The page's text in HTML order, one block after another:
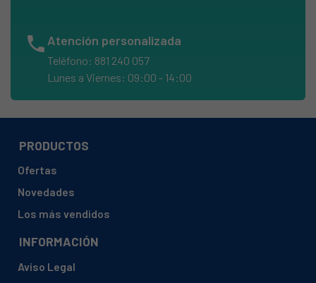
phone Atención personalizada
Teléfono: 881 240 057
Lunes a Viernes: 09:00 - 14:00
PRODUCTOS
Ofertas
Novedades
Los más vendidos
INFORMACIÓN
Aviso Legal